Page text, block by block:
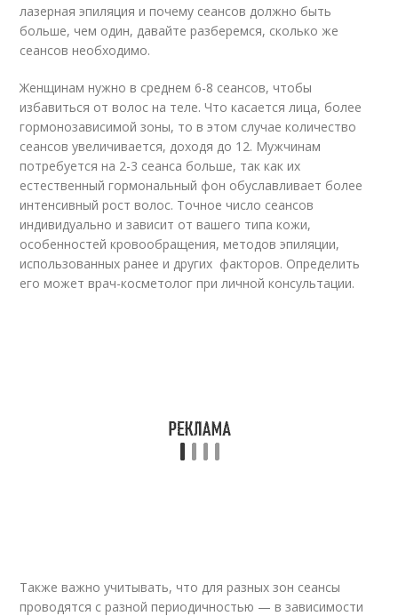
лазерная эпиляция и почему сеансов должно быть
больше, чем один, давайте разберемся, сколько же
сеансов необходимо.
Женщинам нужно в среднем 6-8 сеансов, чтобы
избавиться от волос на теле. Что касается лица, более
гормонозависимой зоны, то в этом случае количество
сеансов увеличивается, доходя до 12. Мужчинам
потребуется на 2-3 сеанса больше, так как их
естественный гормональный фон обуславливает более
интенсивный рост волос. Точное число сеансов
индивидуально и зависит от вашего типа кожи,
особенностей кровообращения, методов эпиляции,
использованных ранее и других факторов. Определить
его может врач-косметолог при личной консультации.
Также важно учитывать, что для разных зон сеансы
проводятся с разной периодичностью — в зависимости